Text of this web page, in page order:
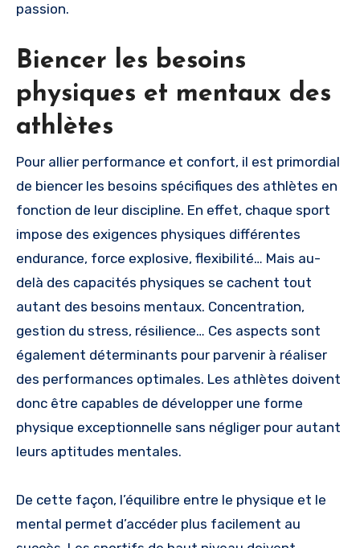
passion.
Biencer les besoins
physiques et mentaux des
athlètes
Pour allier performance et confort, il est primordial
de biencer les besoins spécifiques des athlètes en
fonction de leur discipline. En effet, chaque sport
impose des exigences physiques différentes
endurance, force explosive, flexibilité… Mais au-
delà des capacités physiques se cachent tout
autant des besoins mentaux. Concentration,
gestion du stress, résilience… Ces aspects sont
également déterminants pour parvenir à réaliser
des performances optimales. Les athlètes doivent
donc être capables de développer une forme
physique exceptionnelle sans négliger pour autant
leurs aptitudes mentales.
De cette façon, l’équilibre entre le physique et le
mental permet d’accéder plus facilement au